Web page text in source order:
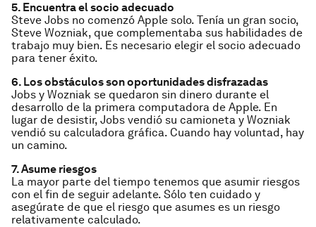
5. Encuentra el socio adecuado
Steve Jobs no comenzó Apple solo. Tenía un gran socio,
Steve Wozniak, que complementaba sus habilidades de
trabajo muy bien. Es necesario elegir el socio adecuado
para tener éxito.
6. Los obstáculos son oportunidades disfrazadas
Jobs y Wozniak se quedaron sin dinero durante el
desarrollo de la primera computadora de Apple. En
lugar de desistir, Jobs vendió su camioneta y Wozniak
vendió su calculadora gráfica. Cuando hay voluntad, hay
un camino.
7. Asume riesgos
La mayor parte del tiempo tenemos que asumir riesgos
con el fin de seguir adelante. Sólo ten cuidado y
asegúrate de que el riesgo que asumes es un riesgo
relativamente calculado.